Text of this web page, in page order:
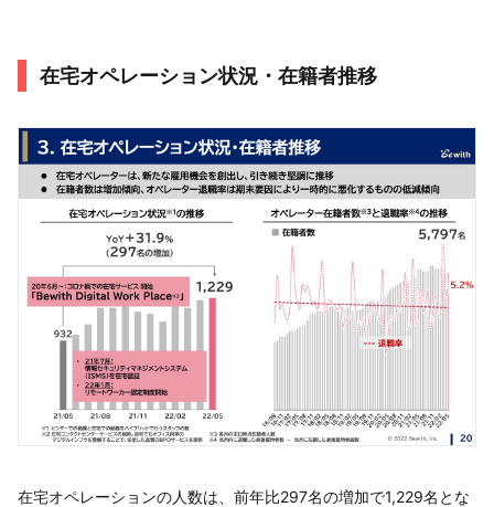
在宅オペレーション状況・在籍者推移
在宅オペレーションの人数は、前年比297名の増加で1,229名とな